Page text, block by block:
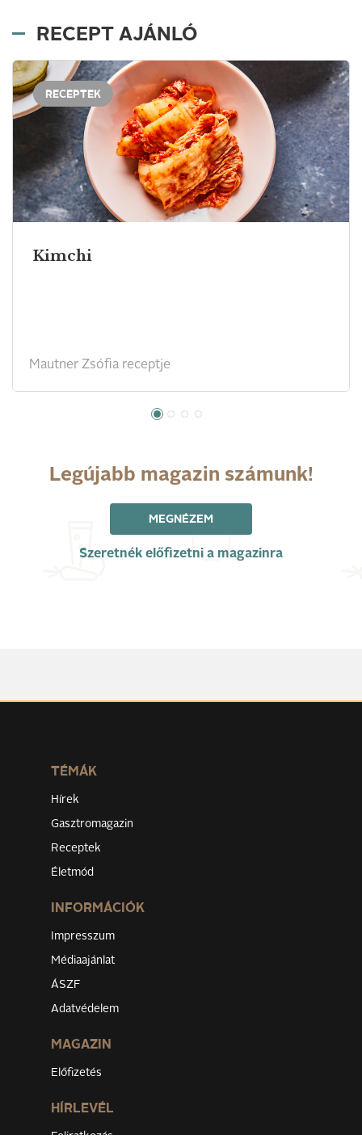
RECEPT AJÁNLÓ
RECEPTEK
Kimchi
Mautner Zsófia receptje
Legújabb magazin számunk!
MEGNÉZEM
Szeretnék előfizetni a magazinra
TÉMÁK
Hírek
Gasztromagazin
Receptek
Életmód
INFORMÁCIÓK
Impresszum
Médiaajánlat
ÁSZF
Adatvédelem
MAGAZIN
Előfizetés
HÍRLEVÉL